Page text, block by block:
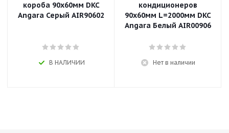
короба 90x60мм DKC
Angara Серый AIR90602
В НАЛИЧИИ
кондиционеров
90x60мм L=2000мм DKC
Angara Белый AIR00906
Нет в наличии